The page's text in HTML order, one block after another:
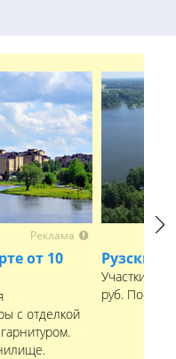
Реклама
от 10
с отделкой
Рузские
Участки
руб.